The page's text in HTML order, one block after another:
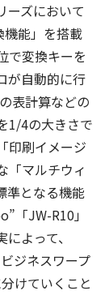
ーズにおいて
機能」を搭載
で変換キーを
が自動的に行
表計算などの
1/4の大きさで
印刷イメージ
「マルチウィ
準となる機能
「JW-R10」
よって、
ジネスワープ
けていくこと